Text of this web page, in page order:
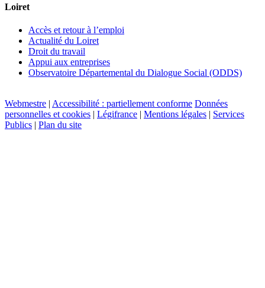
Loiret
Accès et retour à l’emploi
Actualité du Loiret
Droit du travail
Appui aux entreprises
Observatoire Départemental du Dialogue Social (ODDS)
Webmestre | Accessibilité : partiellement conforme Données
personnelles et cookies | Légifrance | Mentions légales | Services
Publics | Plan du site